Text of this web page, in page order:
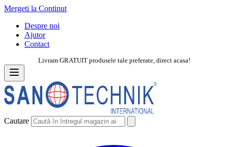
Mergeti la Continut
Despre noi
Ajutor
Contact
Livram GRATUIT produsele tale preferate, direct acasa!
Cautare